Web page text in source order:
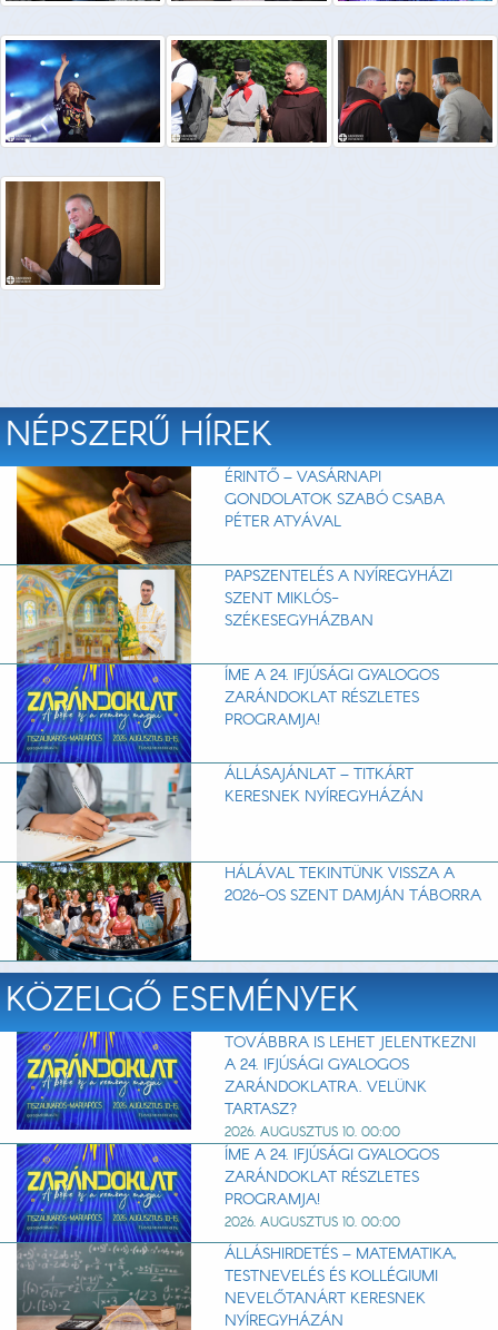
NÉPSZERŰ HÍREK
ÉRINTŐ – VASÁRNAPI
GONDOLATOK SZABÓ CSABA
PÉTER ATYÁVAL
PAPSZENTELÉS A NYÍREGYHÁZI
SZENT MIKLÓS-
SZÉKESEGYHÁZBAN
ÍME A 24. IFJÚSÁGI GYALOGOS
ZARÁNDOKLAT RÉSZLETES
PROGRAMJA!
ÁLLÁSAJÁNLAT – TITKÁRT
KERESNEK NYÍREGYHÁZÁN
HÁLÁVAL TEKINTÜNK VISSZA A
2026-OS SZENT DAMJÁN TÁBORRA
KÖZELGŐ ESEMÉNYEK
TOVÁBBRA IS LEHET JELENTKEZNI
A 24. IFJÚSÁGI GYALOGOS
ZARÁNDOKLATRA. VELÜNK
TARTASZ?
2026. AUGUSZTUS 10. 00:00
ÍME A 24. IFJÚSÁGI GYALOGOS
ZARÁNDOKLAT RÉSZLETES
PROGRAMJA!
2026. AUGUSZTUS 10. 00:00
ÁLLÁSHIRDETÉS – MATEMATIKA,
TESTNEVELÉS ÉS KOLLÉGIUMI
NEVELŐTANÁRT KERESNEK
NYÍREGYHÁZÁN